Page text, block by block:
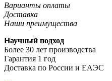
Варианты оплаты
Доставка
Наши преимущества
Научный подход
Более 30 лет производства
Гарантия 1 год
Доставка по России и ЕАЭС